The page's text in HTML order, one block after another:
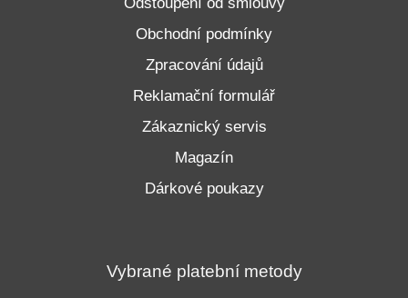
Obchodní podmínky
Zpracování údajů
Reklamační formulář
Zákaznický servis
Magazín
Dárkové poukazy
Vybrané platební metody